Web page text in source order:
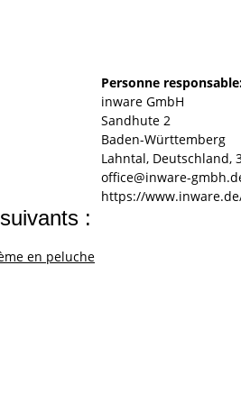
Personne
inware GmbH
Sandhute 2
Baden-Württemberg
Lahntal, Deutschland,
office@inware-
https://
: